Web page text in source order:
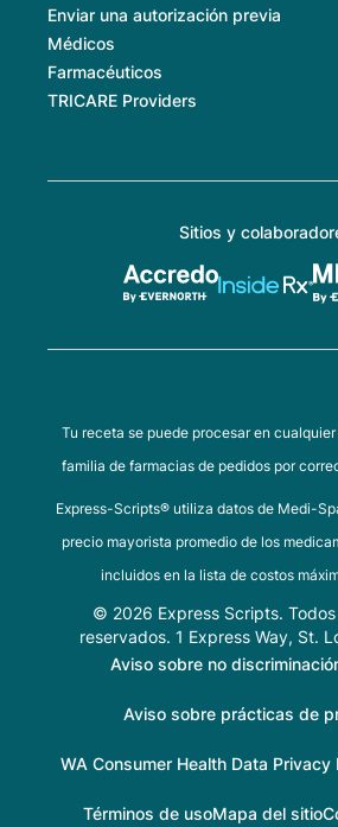
Enviar una autorización previa
Médicos
Farmacéuticos
TRICARE Providers
Sitios y
Tu receta se puede procesar en
familia de farmacias de pedidos por
Express-Scripts® utiliza datos de Medi-
precio mayorista promedio de los
incluidos en la lista de costos
© 2026 Express Scripts.
reservados. 1 Express Way, St.
Aviso sobre no
Aviso sobre prácticas de
WA Consumer Health Data Privacy
Términos de usoMapa del sitio